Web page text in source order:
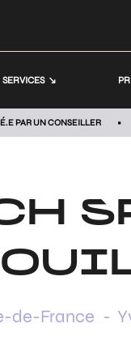
SERVICES
PAR UN CONSEILLER
de-France -